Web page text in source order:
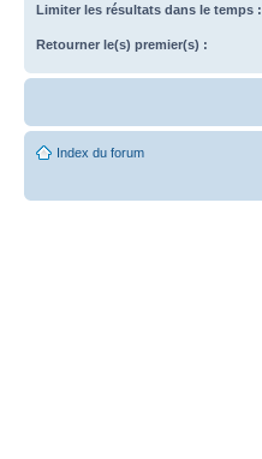
Limiter les résultats dans le temps :
Retourner le(s) premier(s) :
Index du forum